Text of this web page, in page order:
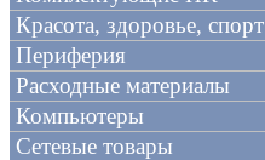
Красота, здоровье, спорт
Периферия
Расходные материалы
Компьютеры
Сетевые товары